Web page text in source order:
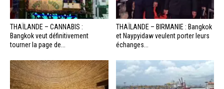
THAÏLANDE – CANNABIS :
Bangkok veut définitivement
tourner la page de...
THAÏLANDE – BIRMANIE : Bangkok
et Naypyidaw veulent porter leurs
échanges...